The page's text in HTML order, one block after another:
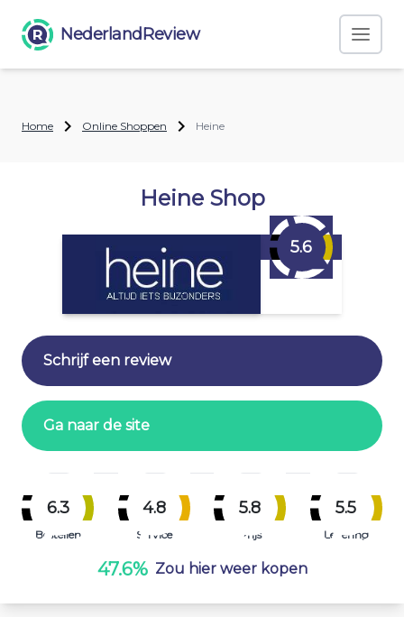
NederlandReview
Home Online Shoppen Heine
Heine Shop
5.6
Schrijf een review
Ga naar de site
6.3
Bestellen
4.8
Service
5.8
Prijs
5.5
Levering
47.6% Zou hier weer kopen